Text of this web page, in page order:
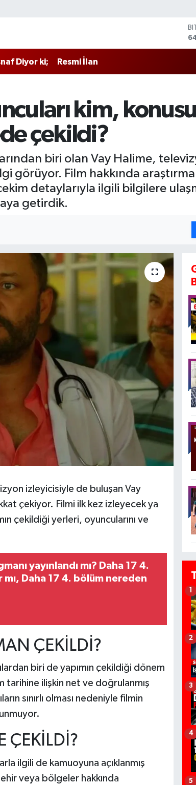
Diyor ki; Resmi İlan
kim,
çekildi?
biri olan Vay Halime,
görüyor. Film hakkında
detaylarıyla ilgili bilgilere
getirdik.
izleyicisiyle de buluşan Vay
çekiyor. Filmi ilk kez izleyecek ya
çekildiği yerleri, oyuncularını ve
yayınlandı mı? Daha 17 4.
Daha 17 4. bölüm nereden
ÇEKİLDİ?
biri de yapımın çekildiği dönem
tarihine ilişkin net ve doğrulanmış
sınırlı olması nedeniyle filmin
ÇEKİLDİ?
ilgili de kamuoyuna açıklanmış
veya bölgeler hakkında
1
2
3
4
5